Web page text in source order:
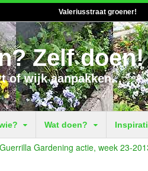
Valeriusstraat groener!
Zelf doen!
of wijk aanpakken...
Wat doen?
Gardening actie, week 23-